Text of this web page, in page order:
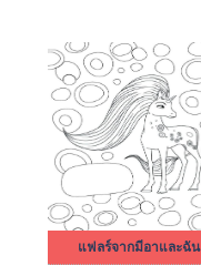
แฟลร์จากมีอาและฉัน